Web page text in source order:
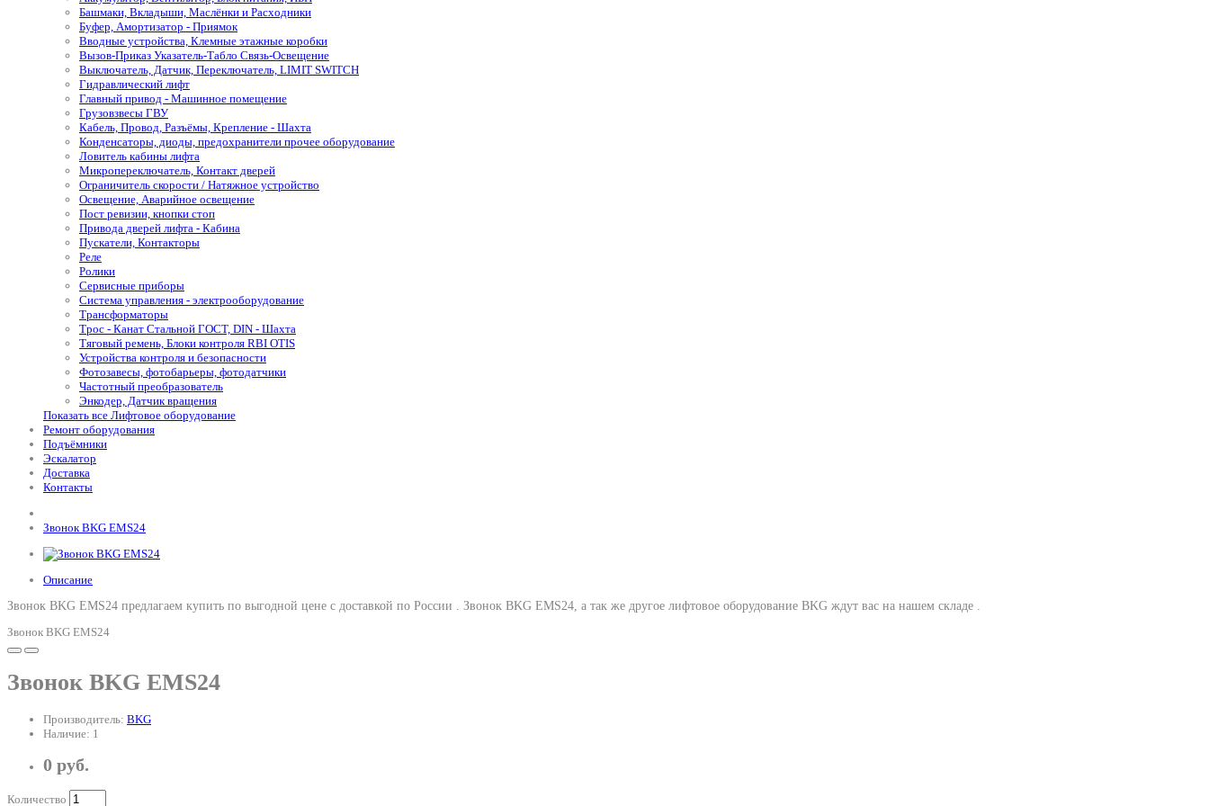
Башмаки, Вкладыши, Маслёнки и Расходники
Буфер, Амортизатор - Приямок
Вводные устройства, Клемные этажные коробки
Вызов-Приказ Указатель-Табло Связь-Освещение
Выключатель, Датчик, Переключатель, LIMIT SWITCH
Гидравлический лифт
Главный привод - Машинное помещение
Грузовзвесы ГВУ
Кабель, Провод, Разъёмы, Крепление - Шахта
Конденсаторы, диоды, предохранители прочее оборудование
Ловитель кабины лифта
Микропереключатель, Контакт дверей
Ограничитель скорости / Натяжное устройство
Освещение, Аварийное освещение
Пост ревизии, кнопки стоп
Привода дверей лифта - Кабина
Пускатели, Контакторы
Реле
Ролики
Сервисные приборы
Система управления - электрооборудование
Трансформаторы
Трос - Канат Стальной ГОСТ, DIN - Шахта
Тяговый ремень, Блоки контроля RBI OTIS
Устройства контроля и безопасности
Фотозавесы, фотобарьеры, фотодатчики
Частотный преобразователь
Энкодер, Датчик вращения
Показать все Лифтовое оборудование
Ремонт оборудования
Подъёмники
Эскалатор
Доставка
Контакты
Звонок BKG EMS24
Описание
Звонок BKG EMS24 предлагаем купить по выгодной цене с доставкой по России . Звонок BKG EMS24, а так же другое лифтовое оборудование BKG ждут вас на нашем складе .
Звонок BKG EMS24
Звонок BKG EMS24
Производитель: BKG
Наличие: 1
0 руб.
Количество